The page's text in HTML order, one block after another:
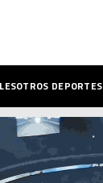
OTROS DEPORTES